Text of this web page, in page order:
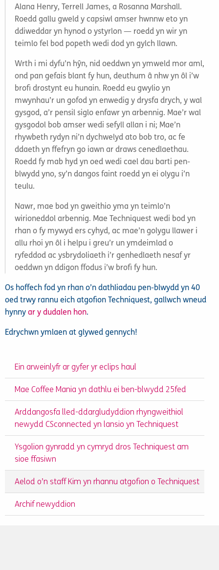
Alana Henry, Terrell James, a Rosanna Marshall.
Roedd gallu gweld y capsiwl amser hwnnw eto yn
ddiweddar yn hynod o ystyrlon — roedd yn wir yn
teimlo fel bod popeth wedi dod yn gylch llawn.
Wrth i mi dyfu’n hŷn, nid oeddwn yn ymweld mor aml,
ond pan gefais blant fy hun, deuthum â nhw yn ôl i’w
brofi drostynt eu hunain. Roedd eu gwylio yn
mwynhau’r un gofod yn enwedig y drysfa drych, y wal
gysgod, a’r pensil siglo enfawr yn arbennig. Mae’r wal
gysgodol bob amser wedi sefyll allan i ni; Mae’n
rhywbeth rydyn ni’n dychwelyd ato bob tro, ac fe
ddaeth yn ffefryn go iawn ar draws cenedlaethau.
Roedd fy mab hyd yn oed wedi cael dau barti pen-
blwydd yno, sy’n dangos faint roedd yn ei olygu i’n
teulu.
Nawr, mae bod yn gweithio yma yn teimlo’n
wirioneddol arbennig. Mae Techniquest wedi bod yn
rhan o fy mywyd ers cyhyd, ac mae’n golygu llawer i
allu rhoi yn ôl i helpu i greu’r un ymdeimlad o
ryfeddod ac ysbrydoliaeth i’r genhedlaeth nesaf yr
oeddwn yn ddigon ffodus i’w brofi fy hun.
Os hoffech fod yn rhan o’n dathliadau pen-blwydd yn 40
oed trwy rannu eich atgofion Techniquest, gallwch wneud
hynny ar y dudalen hon.
Edrychwn ymlaen at glywed gennych!
Ein arweinlyfr ar gyfer yr eclips haul
Mae Coffee Mania yn dathlu ei ben-blwydd 25fed
Arddangosfa lled-ddargludyddion rhyngweithiol
newydd CSconnected yn lansio yn Techniquest
Ysgolion gynradd yn cymryd dros Techniquest am
sioe ffasiwn
Aelod o’n staff Kim yn rhannu atgofion o Techniquest
Archif newyddion